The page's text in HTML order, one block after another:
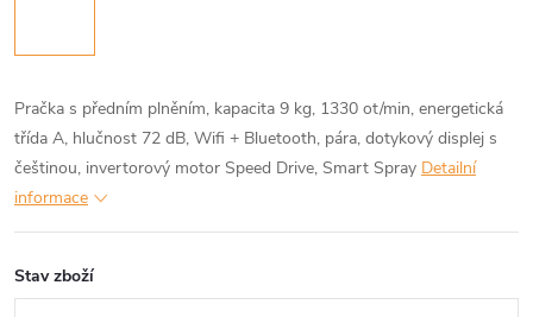
Pračka s předním plněním, kapacita 9 kg, 1330 ot/min, energetická
třída A, hlučnost 72 dB, Wifi + Bluetooth, pára, dotykový displej s
češtinou, invertorový motor Speed Drive, Smart Spray Detailní
informace
Stav zboží